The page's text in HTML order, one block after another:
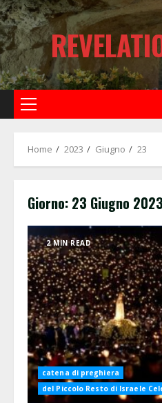
Skip
to
content
Primary
Home 2023 Giugno 23
Giorno: 23 Giugno 2023
2 MIN READ
catena di preghiera
del Piccolo Resto di Israele